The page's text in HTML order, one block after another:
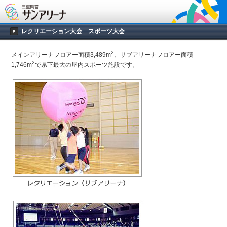
レクリエーション大会 スポーツ大会
メインアリーナフロアー面積3,489m2、サブアリーナフロアー面積
1,746m2で県下最大の屋内スポーツ施設です。